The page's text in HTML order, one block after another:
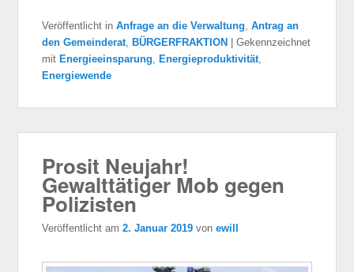
Veröffentlicht in Anfrage an die Verwaltung ,Antrag an
den Gemeinderat
BÜRGERFRAKTION |Gekennzeichnet
mit Energieeinsparung Energieproduktivität
Energiewende
Prosit Neujahr!
Gewalttätiger Mob gegen
Polizisten
Veröffentlicht am2. Januar 2019 vonewill